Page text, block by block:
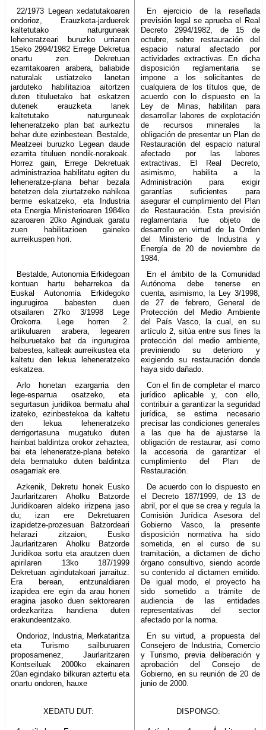
22/1973 Legean xedatutakoaren
ondorioz, Erauzketa-jarduerek
kaltetutako naturguneak
leheneratzeari buruzko urriaren
15eko 2994/1982 Errege Dekretua
onartu zen. Dekretuan
ezarritakoaren arabera, baliabide
naturalak ustiatzeko lanetan
jarduteko habilitazioa aitortzen
duten tituluetako bat eskatzen
dutenek erauzketa lanek
kaltetutako naturguneak
leheneratzeko plan bat aurkeztu
behar dute ezinbestean. Bestalde,
Meatzeei buruzko Legean daude
ezarrita tituluen nondik-norakoak.
Horrez gain, Errege Dekretuak
administrazioa habilitatu egiten du
leheneratze-plana behar bezala
betetzen dela ziurtatzeko nahikoa
berme eskatzeko, eta Industria
eta Energia Ministerioaren 1984ko
azaroaren 20ko Aginduak garatu
zuen habilitazioen gaineko
aurreikuspen hori.
En ejercicio de la reseñada
previsión legal se aprueba el Real
Decreto 2994/1982, de 15 de
octubre, sobre restauración del
espacio natural afectado por
actividades extractivas. En dicha
disposición reglamentaria se
impone a los solicitantes de
cualquiera de los títulos que, de
acuerdo con lo dispuesto en la
Ley de Minas, habilitan para
desarrollar labores de explotación
de recursos minerales la
obligación de presentar un Plan de
Restauración del espacio natural
afectado por las labores
extractivas. El Real Decreto,
asimismo, habilita a la
Administración para exigir
garantías suficientes para
asegurar el cumplimiento del Plan
de Restauración. Esta previsión
reglamentaria fue objeto de
desarrollo en virtud de la Orden
del Ministerio de Industria y
Energía de 20 de noviembre de
1984.
Bestalde, Autonomia Erkidegoan
kontuan hartu beharrekoa da
Euskal Autonomia Erkidegoko
ingurugiroa babesten duen
otsailaren 27ko 3/1998 Lege
Orokorra. Lege horren 2.
artikuluaren arabera, legearen
helburuetako bat da ingurugiroa
babestea, kalteak aurreikustea eta
kaltetu den lekua leheneratzeko
eskatzea.
En el ámbito de la Comunidad
Autónoma debe tenerse en
cuenta, asimismo, la Ley 3/1998,
de 27 de febrero, General de
Protección del Medio Ambiente
del País Vasco, la cual, en su
artículo 2, sitúa entre sus fines la
protección del medio ambiente,
previniendo su deterioro y
exigiendo su restauración donde
haya sido dañado.
Arlo honetan ezargarria den
lege-esparrua osatzeko, eta
segurtasun juridikoa bermatu ahal
izateko, ezinbestekoa da kaltetu
den lekua leheneratzeko
derrigortasuna mugatuko duten
hainbat baldintza orokor zehaztea,
bai eta leheneratze-plana beteko
dela bermatuko duten baldintza
osagarriak ere.
Con el fin de completar el marco
jurídico aplicable y, con ello,
contribuir a garantizar la seguridad
jurídica, se estima necesario
precisar las condiciones generales
a las que ha de ajustarse la
obligación de restaurar, así como
la accesoria de garantizar el
cumplimiento del Plan de
Restauración.
Azkenik, Dekretu honek Eusko
Jaurlaritzaren Aholku Batzorde
Juridikoaren aldeko irizpena jaso
du; izan ere Dekretuaren
izapidetze-prozesuan Batzordeari
helarazi zitzaion, Eusko
Jaurlaritzaren Aholku Batzorde
Juridikoa sortu eta arautzen duen
apirilaren 13ko 187/1999
Dekretuan agindutakoari jarraituz.
Era berean, entzunaldiaren
izapidea ere egin da arau honen
eragina jasoko duen sektorearen
ordezkaritza handiena duten
erakundeentzako.
De acuerdo con lo dispuesto en
el Decreto 187/1999, de 13 de
abril, por el que se crea y regula la
Comisión Jurídica Asesora del
Gobierno Vasco, la presente
disposición normativa ha sido
sometida, en el curso de su
tramitación, a dictamen de dicho
órgano consultivo, siendo acorde
su contenido al dictamen emitido.
De igual modo, el proyecto ha
sido sometido a trámite de
audiencia de las entidades
representativas del sector
afectado por la norma.
Ondorioz, Industria, Merkataritza
eta Turismo sailburuaren
proposamenez, Jaurlaritzaren
Kontseiluak 2000ko ekainaren
20an egindako bilkuran aztertu eta
onartu ondoren, hauxe
En su virtud, a propuesta del
Consejero de Industria, Comercio
y Turismo, previa deliberación y
aprobación del Consejo de
Gobierno, en su reunión de 20 de
junio de 2000.
XEDATU DUT: DISPONGO: